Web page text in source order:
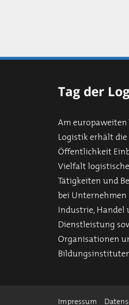
Tag der
Am europaweiten
Logistik erhält die
Öffentlichkeit
Vielfalt
Tätigkeiten und
bei Unternehmen
Industrie, Handel
Dienstleistung
Organisationen
Impressum